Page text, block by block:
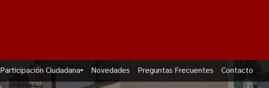
Participación Ciudadana Novedades Preguntas Frecuentes Contacto